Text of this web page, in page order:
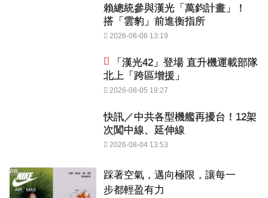
賴總統參與漢光「萬鈞計畫」！
搭「雲豹」前進衡指所
2026-08-06 13:19
「漢光42」登場 直升機運載部隊
北上「跨區增援」
2026-08-05 19:27
快訊／中共各型機艦再擾台！12架
次闖中線、延伸線
2026-08-04 13:53
踩著空氣，邁向極限，讓每一
步都輕盈有力
PR